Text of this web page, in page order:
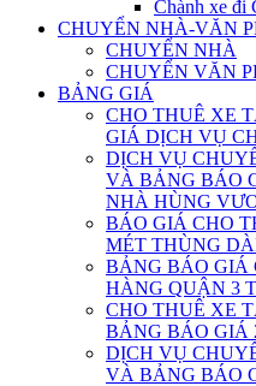
Chành xe đi
CHUYỂN NHÀ-VĂN
CHUYỂN NHÀ
CHUYỂN VĂN
BẢNG GIÁ
CHO THUÊ XE
GIÁ DỊCH VỤ
DỊCH VỤ
VÀ BẢNG BÁO
NHÀ HÙNG
BÁO GIÁ CHO
MÉT THÙNG
BẢNG BÁO GIÁ
HÀNG QUẬN 3
CHO THUÊ XE
BẢNG BÁO GIÁ
DỊCH VỤ
VÀ BẢNG BÁO